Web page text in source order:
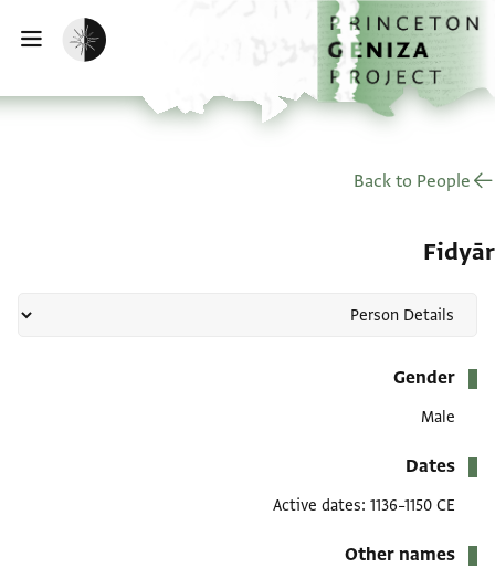
تخطي إلى المحتوى الرئيسي
الصفحة الرئيسية
تفعيل الوضع المظلم
Back to People
Fidyār
Gender
Male
Dates
Active dates 1136–1150 CE
Other names